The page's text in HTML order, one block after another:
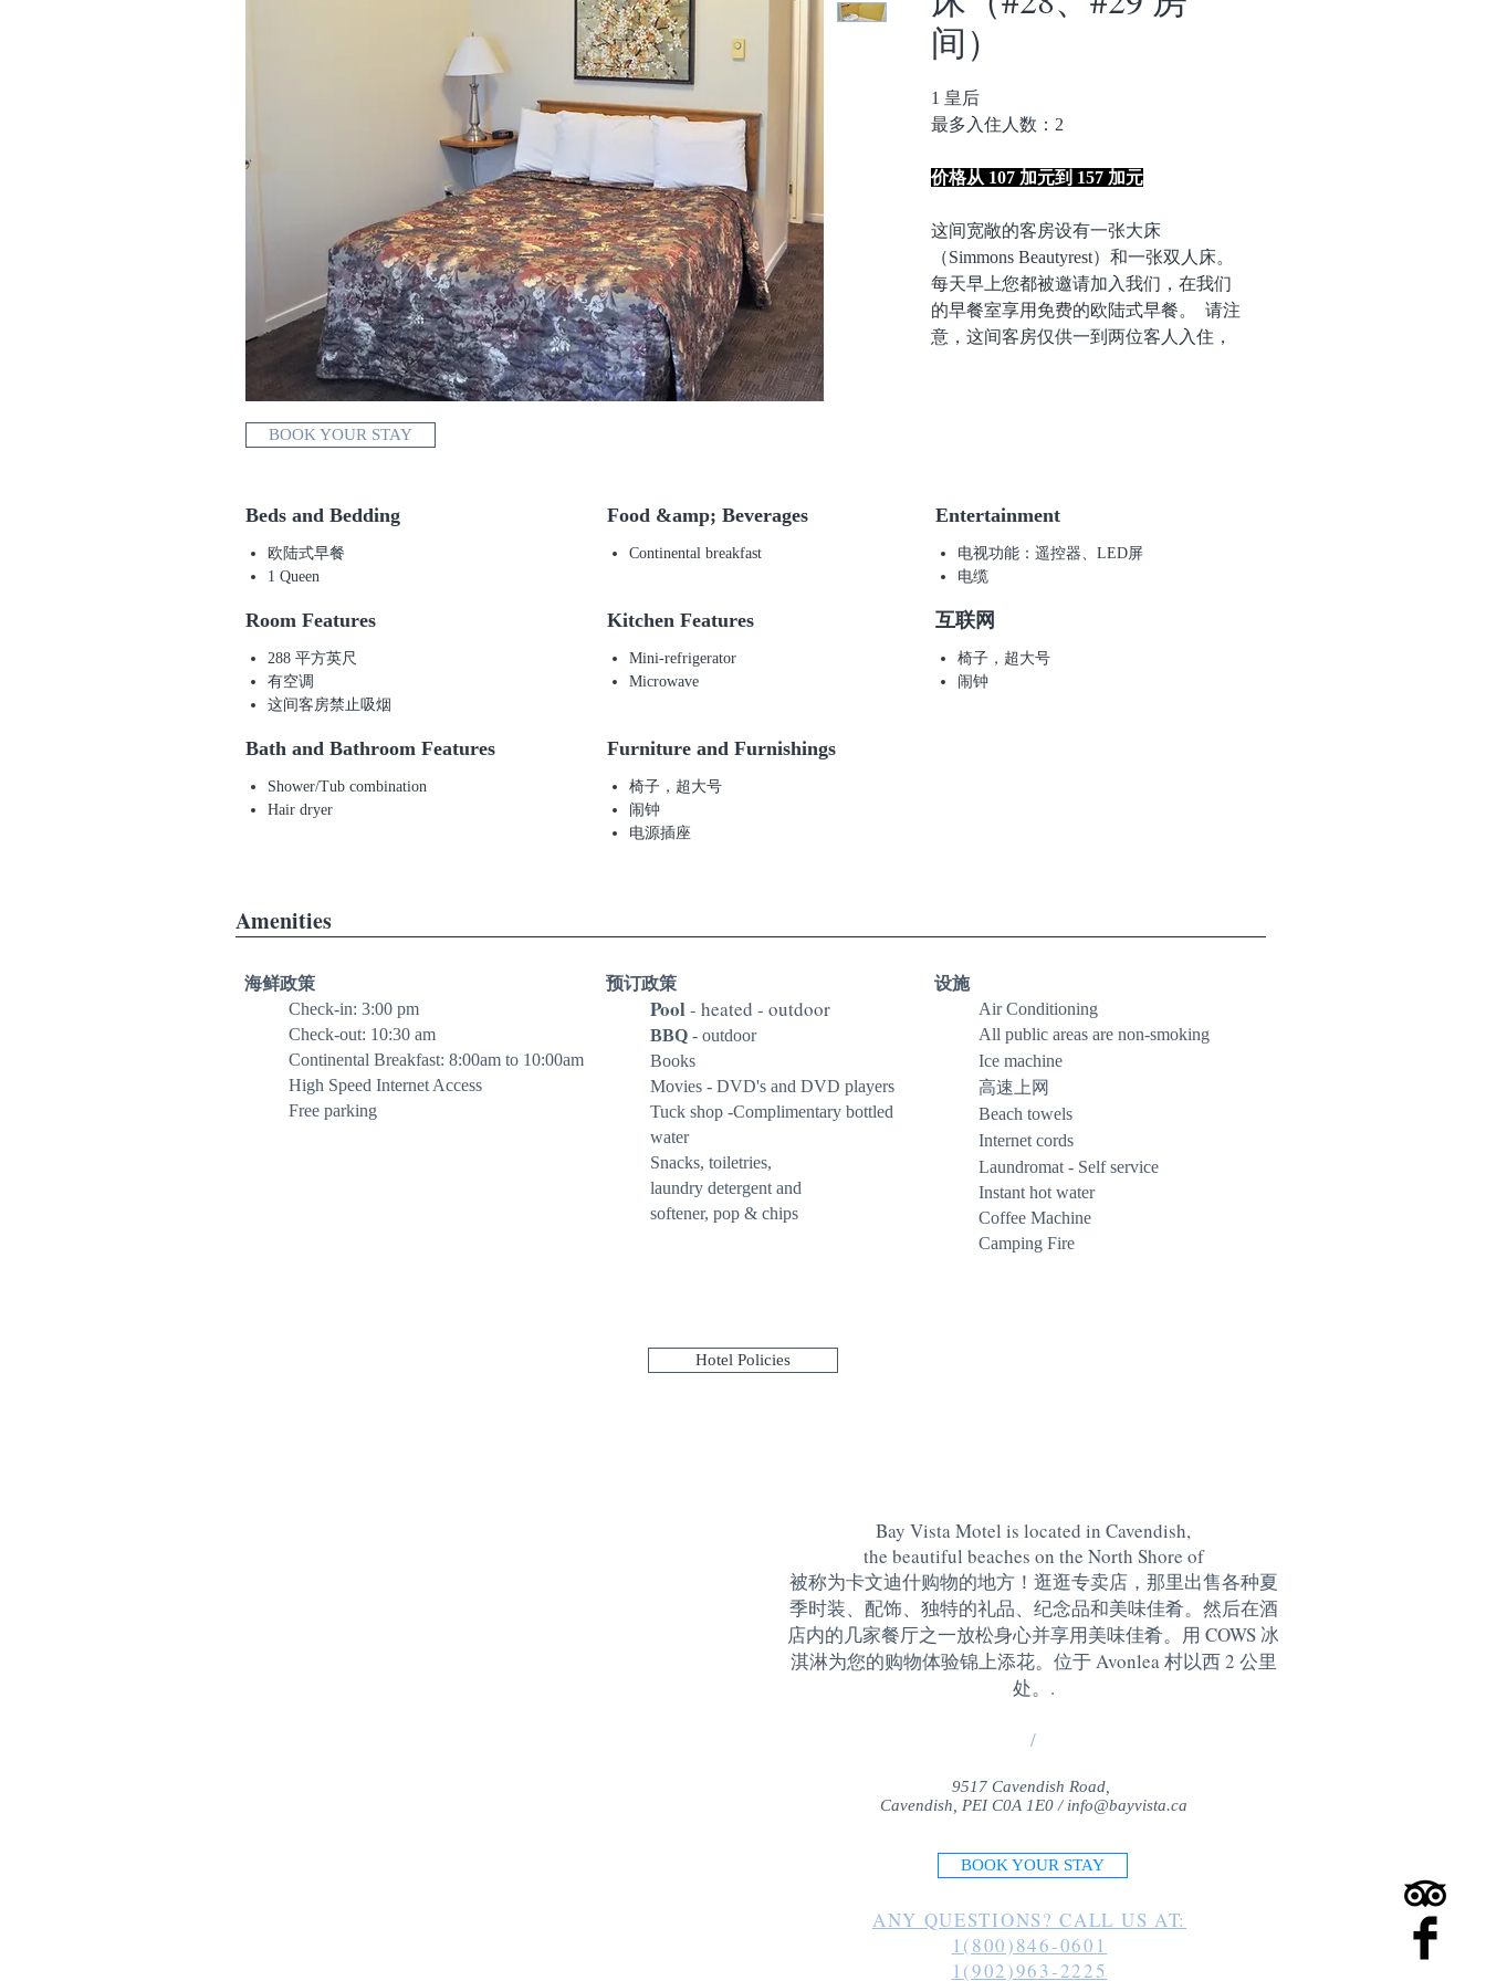
间）
1 皇后
最多入住人数：2
价格从 107 加元到 157 加元
这间宽敞的客房设有一张大床
（Simmons Beautyrest）和一张双人床。
每天早上您都被邀请加入我们，在我们
的早餐室享用免费的欧陆式早餐。 请注
意，这间客房仅供一到两位客人入住，
Beds and Bedding
欧陆式早餐
1 Queen
Food &amp; Beverages
Continental breakfast
Entertainment
电视功能：遥控器、LED屏
电缆
Room Features
288 平方英尺
有空调
这间客房禁止吸烟
Kitchen Features
Mini-refrigerator
Microwave
互联网
椅子，超大号
闹钟
Bath and Bathroom Features
Shower/Tub combination
Hair dryer
Furniture and Furnishings
椅子，超大号
闹钟
电源插座
BOOK YOUR STAY
Amenities
海鲜政策
Check-in: 3:00 pm
Check-out: 10:30 am
Continental Breakfast: 8:00am to 10:00am
High Speed Internet Access
Free parking
预订政策
Pool- heated - outdoor
BBQ - outdoor
Books
Movies - DVD's and DVD players
Tuck shop -Complimentary bottled
water
Snacks, toiletries,
laundry detergent and
softener, pop & chips
设施
Air Conditioning
All public areas are non-smoking
Ice machine
高速上网
Beach towels
Internet cords
Laundromat - Self service
Instant hot water
Coffee Machine
Camping Fire
Hotel Policies
Bay Vista Motel is located in Cavendish,
the beautiful beaches on the North Shore of
被称为卡文迪什购物的地方！逛逛专卖店，那里出售各种夏
季时装、配饰、独特的礼品、纪念品和美味佳肴。然后在酒
店内的几家餐厅之一放松身心并享用美味佳肴。用 COWS 冰
淇淋为您的购物体验锦上添花。位于 Avonlea 村以西 2 公里
处。 .
/
9517 Cavendish Road,
Cavendish, PEI C0A 1E0 / info@bayvista.ca
BOOK YOUR STAY
ANY QUESTIONS? CALL US AT:
1(800)846-0601
1(902)963-2225